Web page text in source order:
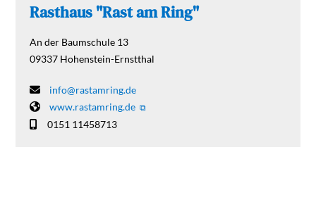
Rasthaus "Rast am Ring"
An der Baumschule 13
09337 Hohenstein-Ernstthal
info@rastamring.de
www.rastamring.de
0151 11458713